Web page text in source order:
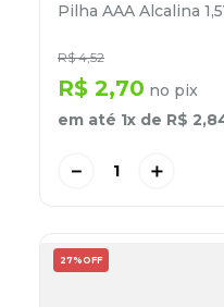
Pilha AAA Alcalina
R$ 4,52
R$ 2,70 no pix
em até 1x de R$ 2,
＋
－
27% OFF